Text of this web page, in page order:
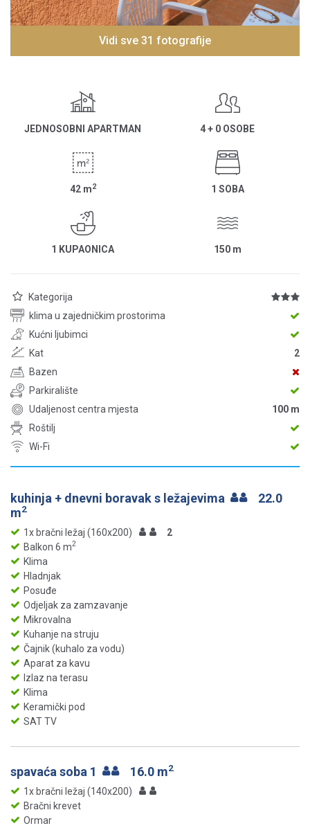
Vidi sve 31 fotografije
JEDNOSOBNI APARTMAN 4 + 0 OSOBE
42 m2 1 SOBA
1 KUPAONICA 150 m
Kategorija
klima u zajedničkim prostorima
Kućni ljubimci
Kat
2
Bazen
Parkiralište
Udaljenost centra mjesta
100 m
Roštilj
Wi-Fi
kuhinja + dnevni boravak s ležajevima
22.0
m2
1x bračni ležaj (160x200)
2
Balkon 6 m2
Klima
Hladnjak
Posuđe
Odjeljak za zamzavanje
Mikrovalna
Kuhanje na struju
Čajnik (kuhalo za vodu)
Aparat za kavu
Izlaz na terasu
Klima
Keramički pod
SAT TV
spavaća soba 1 16.0 m2
1x bračni ležaj (140x200)
Bračni krevet
Ormar